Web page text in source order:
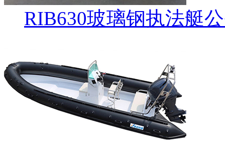
RIB630玻璃钢执法艇